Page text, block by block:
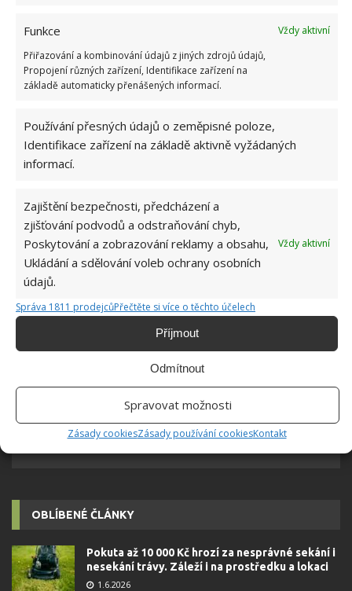
Funkce
Vždy aktivní
Přiřazování a kombinování údajů z jiných zdrojů údajů,
Propojení různých zařízení, Identifikace zařízení na
základě automaticky přenášených informací.
Používání přesných údajů o zeměpisné poloze,
Identifikace zařízení na základě aktivně vyžádaných
informací.
Zajištění bezpečnosti, předcházení a
zjišťování podvodů a odstraňování chyb,
Poskytování a zobrazování reklamy a obsahu,
Ukládání a sdělování voleb ochrany osobních
údajů.
Vždy aktivní
Správa 1811 prodejcůPřečtěte si více o těchto účelech
Příjmout
Odmítnout
Spravovat možnosti
Zásady cookiesZásady používání cookiesKontakt
barvách a
střídat je podle nálady nebo ročního
období. Navíc kdo říká, že v koupelně nemůžou být
dekorace v podobě obrazů, fotek, nebo grafik? Ty
mohou být také laděny do oblíbené barvy.e
Jiří Kolář
Absolvent České zemědělské
univerzity, který je již od malička
velkým kutilem. V podstatě vše, co je
OBLÍBENÉ ČLÁNKY
Pokuta až 10 000 Kč hrozí za nesprávné sekání i
nesekání trávy. Záleží i na prostředku a lokaci
1.6.2026